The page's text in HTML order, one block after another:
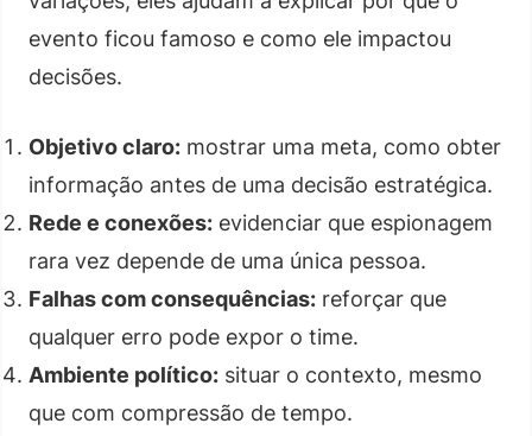
evento ficou famoso e como ele impactou
decisões.
Objetivo claro: mostrar uma meta, como obter
informação antes de uma decisão estratégica.
Rede e conexões: evidenciar que espionagem
rara vez depende de uma única pessoa.
Falhas com consequências: reforçar que
qualquer erro pode expor o time.
Ambiente político: situar o contexto, mesmo
que com compressão de tempo.